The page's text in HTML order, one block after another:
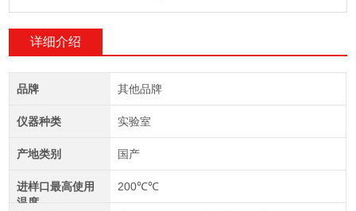
详细介绍
品牌 其他品牌
仪器种类 实验室
产地类别 国产
进样口最高使用
温度
200℃℃